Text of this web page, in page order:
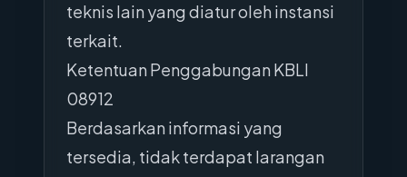
teknis lain yang diatur oleh instansi
terkait.
Ketentuan Penggabungan KBLI
08912
Berdasarkan informasi yang
tersedia, tidak terdapat larangan